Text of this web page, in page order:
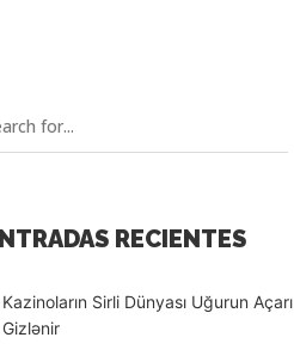
RECIENTES
Kazinoların Sirli Dünyası Uğurun
Gizlənir